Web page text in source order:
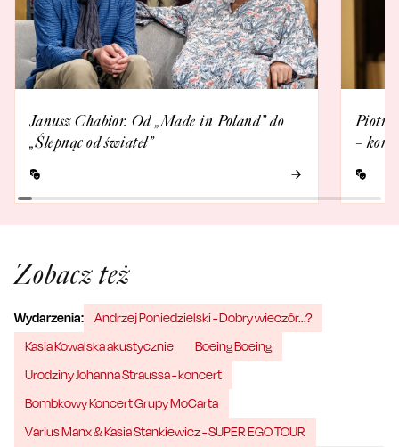
Janusz Chabior. Od „Made in Poland” do
„Ślepnąc od świateł”
Piotr
–
Zobacz też
Wydarzenia:
Andrzej Poniedzielski - Dobry wieczór...?
Kasia Kowalska akustycznie
Boeing Boeing
Urodziny Johanna Straussa - koncert
Bombkowy Koncert Grupy MoCarta
Varius Manx & Kasia Stankiewicz - SUPER EGO TOUR